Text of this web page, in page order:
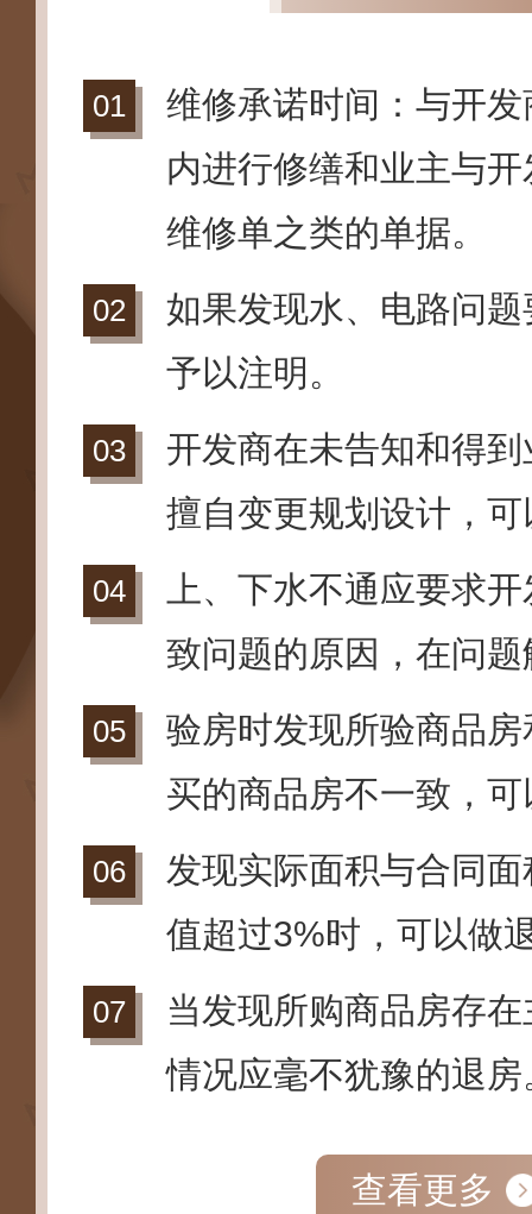
维修承诺时间：与开
内进行修缮和业主与
维修单之类的单据。
如果发现水、电路问
予以注明。
开发商在未告知和得
擅自变更规划设计，
上、下水不通应要求
致问题的原因，在问
验房时发现所验商品
买的商品房不一致，
发现实际面积与合同
值超过3%时，可以做
当发现所购商品房存
情况应毫不犹豫的退房
查看更多